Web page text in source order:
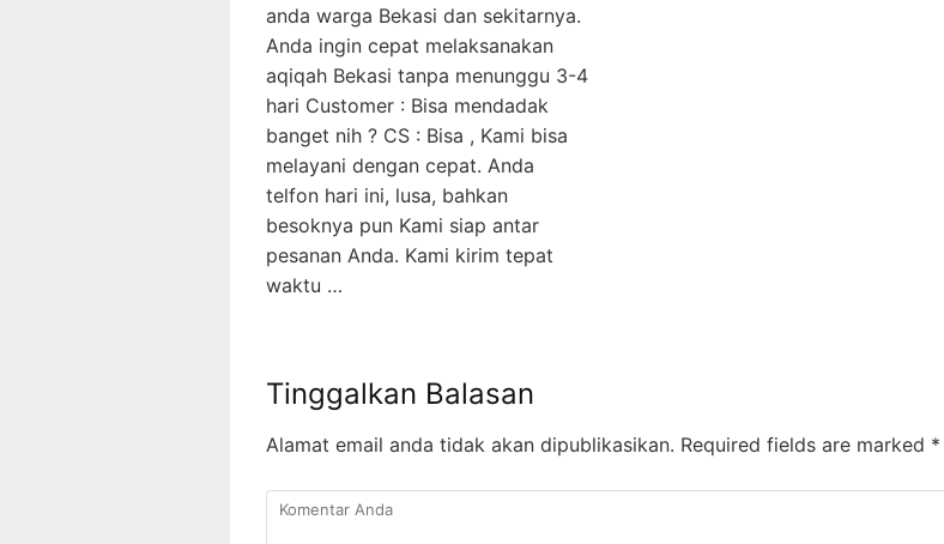
anda warga Bekasi dan sekitarnya.
Anda ingin cepat melaksanakan
aqiqah Bekasi tanpa menunggu 3-4
hari Customer : Bisa mendadak
banget nih ? CS : Bisa , Kami bisa
melayani dengan cepat. Anda
telfon hari ini, lusa, bahkan
besoknya pun Kami siap antar
pesanan Anda. Kami kirim tepat
waktu …
Tinggalkan Balasan
Alamat email anda tidak akan dipublikasikan. Required fields are marked *